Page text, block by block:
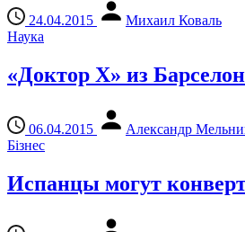
24.04.2015
Михаил Коваль
Наука
«Доктор Х» из
06.04.2015
Александр
Бізнес
Испанцы могут